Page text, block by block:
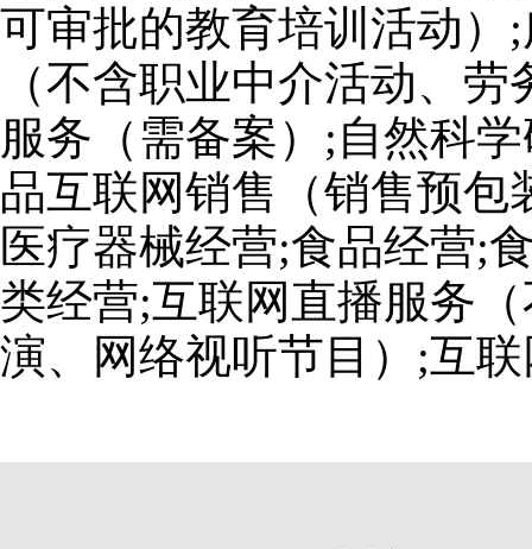
可审批的教育培训活动）
（不含职业中介活动、
服务（需备案）;自然科
品互联网销售（销售预
医疗器械经营;食品经营;
类经营;互联网直播服务
演、网络视听节目）;互